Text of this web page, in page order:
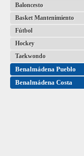
Baloncesto
Basket Mantenimiento
Fútbol
Hockey
Taekwondo
Benalmádena Pueblo
Benalmádena Costa